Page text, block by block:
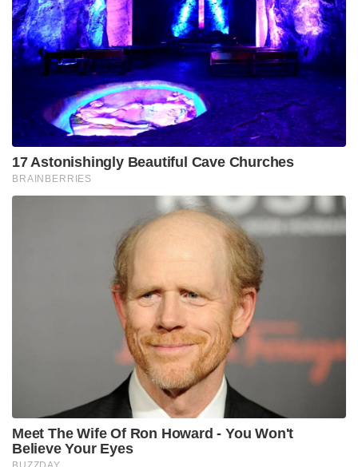
അതേസമയം ഒരു വിദ്യാർത്ഥിക്ക് താങ്ങാൻ കഴിയുന്ന
വിലയുള്ള ഒരു പേന—ഇതായിരുന്നു അവരുടെ
ഫോർമുല. ആ ചിന്തയിൽ നിന്നാണ് ‘ലെക്സി 5’ എന്ന
വിപ്ലവകാരിയായ മോഡൽ ജനിക്കുന്നത്.
ശാസ്ത്രീയമായി പറഞ്ഞാൽ, ലെക്സി 5-ന്റെ വിജയം
അതിന്റെ നിർമ്മാണത്തിലെ കൃത്യതയിലായിരുന്നു.
ഒരു പേനയുടെ സുഗമമായ എഴുത്തിന് പിന്നിൽ
ഫ്ലൂയിഡ് ഡൈനാമിക്സും (Fluid Dynamics) മെറ്റീരിയൽ
ലെക്സി പേനകളുടെ ടിപ്പിൽ (Tip)
ഉപയോഗിച്ചിരിക്കുന്ന കുഞ്ഞൻ ടങ്സ്റ്റൺ
കാർബൈഡ് ബോൾ (Tungsten Carbide Ball),
കടലാസുമായി സമ്പർക്കത്തിൽ വരുമ്പോൾ
കൃത്യമായ അളവിൽ മാത്രം മഷി പുറത്തുവിടാൻ
തക്കവണ്ണം ഘർഷണം (Friction) കുറഞ്ഞ രീതിയിലാണ്
രൂപകൽപ്പന ചെയ്തിരിക്കുന്നത്. ഇതിനായി ജപ്പാൻ,
ജർമ്മനി, ഓസ്ട്രിയ തുടങ്ങിയ രാജ്യങ്ങളിൽ നിന്നുള്ള
അത്യാധുനിക യന്ത്രങ്ങളാണ് മുംബൈയിലെ ഒരു
ലക്ഷം ചതുരശ്ര അടിയിലുള്ള അവരുടെ ഫാക്ടറിയിൽ
ഉപയോഗിക്കുന്നത്. കട്ടി കുറഞ്ഞ, എന്നാൽ
കൈകളിൽ കൃത്യമായ ഗ്രിപ്പ് നൽകുന്ന ഇതിന്റെ
പ്ലാസ്റ്റിക് ബോഡി എത്ര റഫ് ആയി ഉപയോഗിച്ചാലും